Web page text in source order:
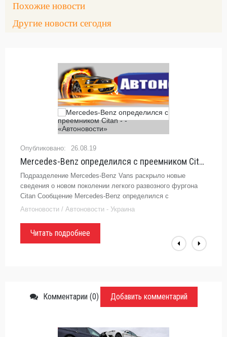
Похожие новости
Другие новости сегодня
26.08.19
Mercedes-Benz определился с преемником Сitan - - «Автоновости»
Подразделение Mercedes-Benz Vans раскрыло новые
сведения о новом поколении легкого развозного фургона
Citan Сообщение Mercedes-Benz определился с
преемником Сitan появились сначала на Автоцентр.ua.
Автоновости / Автоновости - Украина
Читать подробнее
Комментарии (0) Добавить комментарий